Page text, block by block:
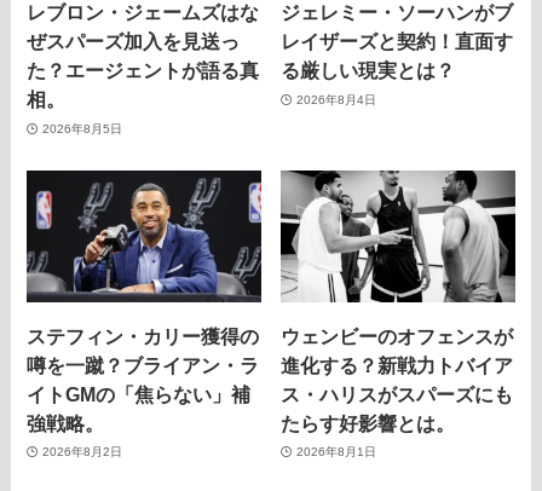
レブロン・ジェームズはな
ぜスパーズ加入を見送っ
た？エージェントが語る真
相。
2026年8月5日
ジェレミー・ソーハンがブ
レイザーズと契約！直面す
る厳しい現実とは？
2026年8月4日
ステフィン・カリー獲得の
噂を一蹴？ブライアン・ラ
イトGMの「焦らない」補
強戦略。
2026年8月2日
ウェンビーのオフェンスが
進化する？新戦力トバイア
ス・ハリスがスパーズにも
たらす好影響とは。
2026年8月1日